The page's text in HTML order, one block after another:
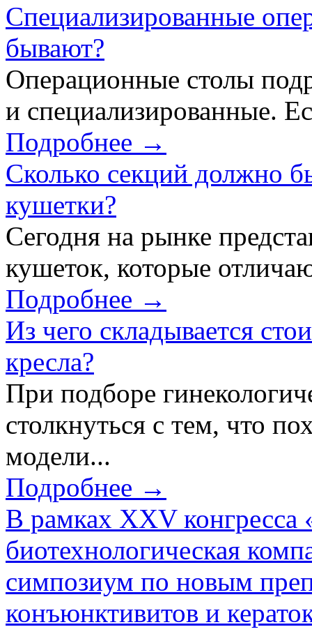
Специализированные
бывают?
Операционные столы
и специализированные.
Подробнее →
Сколько секций должно
кушетки?
Сегодня на рынке
кушеток, которые
Подробнее →
Из чего складывается
кресла?
При подборе
столкнуться с тем, что
модели...
Подробнее →
В рамках XXV конгресса
биотехнологическая
симпозиум по новым
конъюнктивитов и